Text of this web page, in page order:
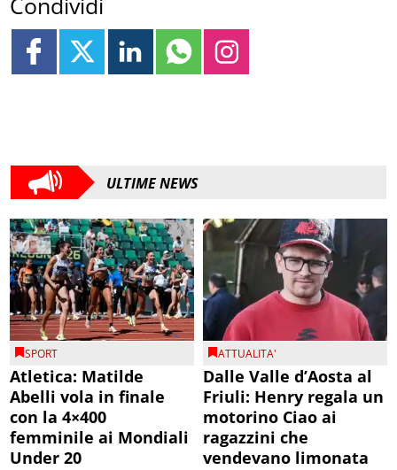
ULTIME NEWS
SPORT
Atletica: Matilde
Abelli vola in finale
con la 4×400
femminile ai Mondiali
Under 20
ATTUALITA'
Dalle Valle d’Aosta al
Friuli: Henry regala un
motorino Ciao ai
ragazzini che
vendevano limonata